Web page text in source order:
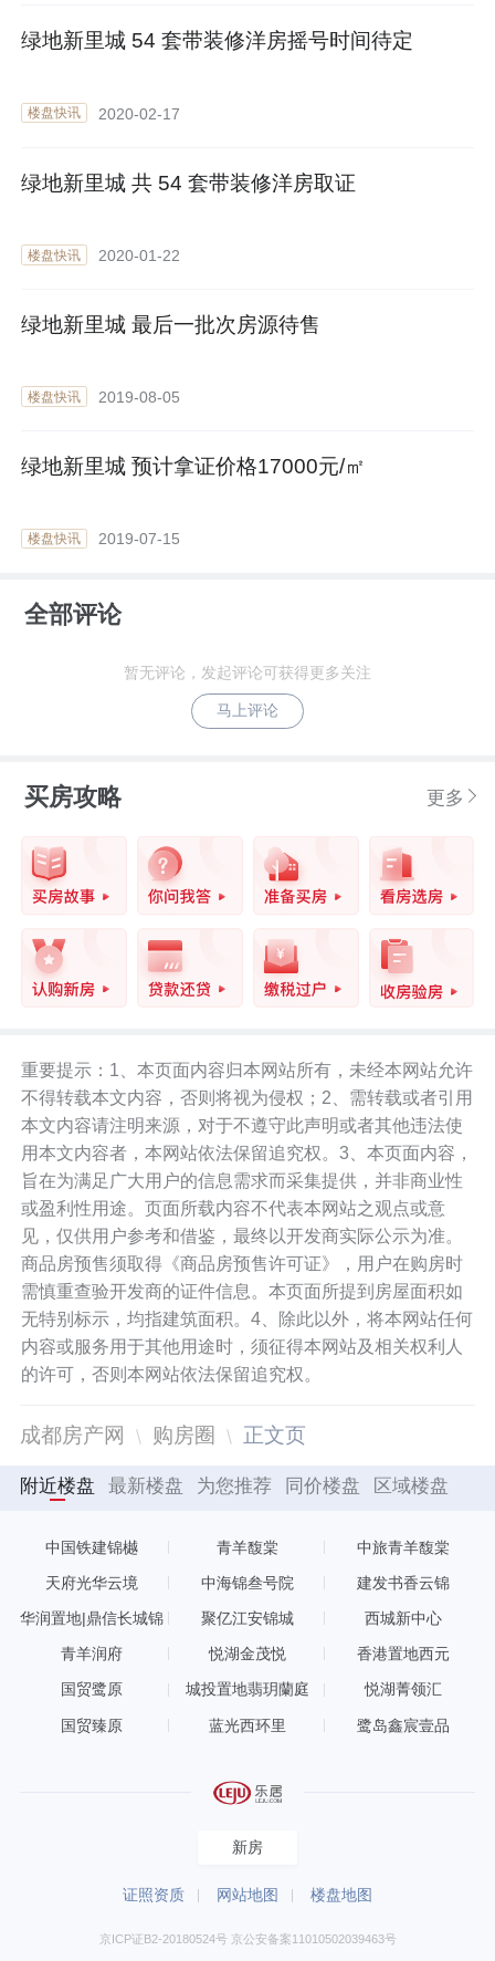
绿地新里城 54 套带装修洋房摇号时间待定
楼盘快讯 2020-02-17
绿地新里城 共 54 套带装修洋房取证
楼盘快讯 2020-01-22
绿地新里城 最后一批次房源待售
楼盘快讯 2019-08-05
绿地新里城 预计拿证价格17000元/㎡
楼盘快讯 2019-07-15
全部评论
暂无评论，发起评论可获得更多关注
马上评论
买房攻略 更多
重要提示：1、本页面内容归本网站所有，未经本网站允许
不得转载本文内容，否则将视为侵权；2、需转载或者引用
本文内容请注明来源，对于不遵守此声明或者其他违法使
用本文内容者，本网站依法保留追究权。3、本页面内容，
旨在为满足广大用户的信息需求而采集提供，并非商业性
或盈利性用途。页面所载内容不代表本网站之观点或意
见，仅供用户参考和借鉴，最终以开发商实际公示为准。
商品房预售须取得《商品房预售许可证》，用户在购房时
需慎重查验开发商的证件信息。本页面所提到房屋面积如
无特别标示，均指建筑面积。4、除此以外，将本网站任何
内容或服务用于其他用途时，须征得本网站及相关权利人
的许可，否则本网站依法保留追究权。
成都房产网 购房圈 正文页
附近楼盘 最新楼盘 为您推荐 同价楼盘 区域楼盘
中国铁建锦樾 青羊馥棠 中旅青羊馥棠
天府光华云境 中海锦叁号院 建发书香云锦
华润置地|鼎信长城锦
聚亿江安锦城 西城新中心
青羊润府 悦湖金茂悦 香港置地西元
国贸鹭原 城投置地翡玥蘭庭 悦湖菁领汇
国贸臻原 蓝光西环里 鹭岛鑫宸壹品
新房
证照资质 网站地图 楼盘地图
京ICP证B2-20180524号 京公安备案11010502039463号